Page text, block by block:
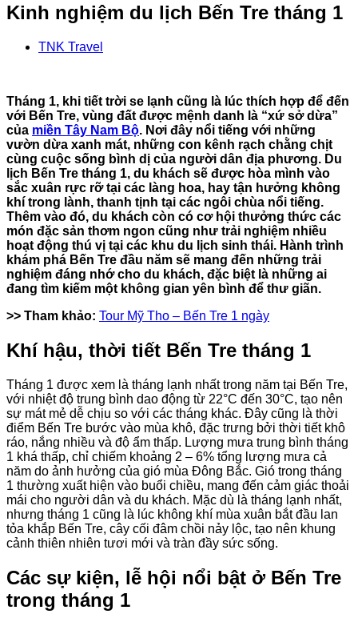
Kinh nghiệm du lịch Bến Tre tháng 1
TNK Travel
Tháng 1, khi tiết trời se lạnh cũng là lúc thích hợp để đến
với Bến Tre, vùng đất được mệnh danh là “xứ sở dừa”
của miền Tây Nam Bộ. Nơi đây nổi tiếng với những
vườn dừa xanh mát, những con kênh rạch chằng chịt
cùng cuộc sống bình dị của người dân địa phương. Du
lịch Bến Tre tháng 1, du khách sẽ được hòa mình vào
sắc xuân rực rỡ tại các làng hoa, hay tận hưởng không
khí trong lành, thanh tịnh tại các ngôi chùa nổi tiếng.
Thêm vào đó, du khách còn có cơ hội thưởng thức các
món đặc sản thơm ngon cũng như trải nghiệm nhiều
hoạt động thú vị tại các khu du lịch sinh thái. Hành trình
khám phá Bến Tre đầu năm sẽ mang đến những trải
nghiệm đáng nhớ cho du khách, đặc biệt là những ai
đang tìm kiếm một không gian yên bình để thư giãn.
>> Tham khảo: Tour Mỹ Tho – Bến Tre 1 ngày
Khí hậu, thời tiết Bến Tre tháng 1
Tháng 1 được xem là tháng lạnh nhất trong năm tại Bến Tre,
với nhiệt độ trung bình dao động từ 22°C đến 30°C, tạo nên
sự mát mẻ dễ chịu so với các tháng khác. Đây cũng là thời
điểm Bến Tre bước vào mùa khô, đặc trưng bởi thời tiết khô
ráo, nắng nhiều và độ ẩm thấp. Lượng mưa trung bình tháng
1 khá thấp, chỉ chiếm khoảng 2 – 6% tổng lượng mưa cả
năm do ảnh hưởng của gió mùa Đông Bắc. Gió trong tháng
1 thường xuất hiện vào buổi chiều, mang đến cảm giác thoải
mái cho người dân và du khách. Mặc dù là tháng lạnh nhất,
nhưng tháng 1 cũng là lúc không khí mùa xuân bắt đầu lan
tỏa khắp Bến Tre, cây cối đâm chồi nảy lộc, tạo nên khung
cảnh thiên nhiên tươi mới và tràn đầy sức sống.
Các sự kiện, lễ hội nổi bật ở Bến Tre
trong tháng 1